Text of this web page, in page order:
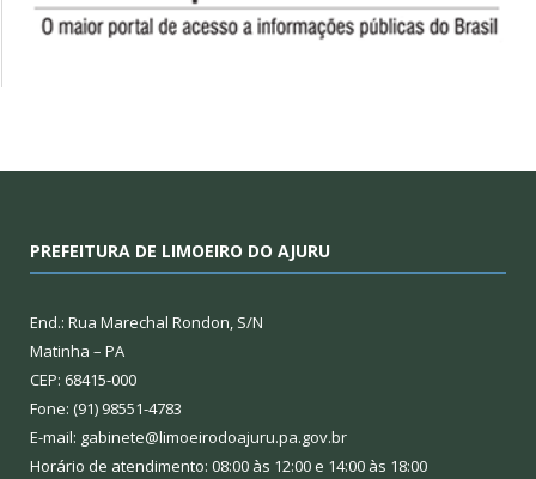
PREFEITURA DE LIMOEIRO DO AJURU
End.: Rua Marechal Rondon, S/N
Matinha – PA
CEP: 68415-000
Fone: (91) 98551-4783
E-mail: gabinete@limoeirodoajuru.pa.gov.br
Horário de atendimento: 08:00 às 12:00 e 14:00 às 18:00